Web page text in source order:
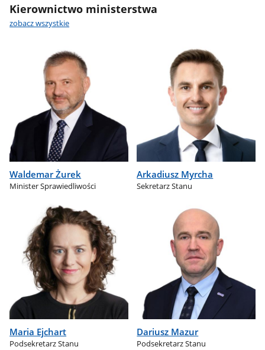
Kierownictwo ministerstwa
zobacz wszystkie
Waldemar Żurek
Minister Sprawiedliwości
Arkadiusz Myrcha
Sekretarz Stanu
Maria Ejchart
Podsekretarz Stanu
Dariusz Mazur
Podsekretarz Stanu